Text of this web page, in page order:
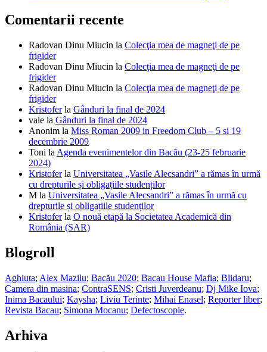
Comentarii recente
Radovan Dinu Miucin la Colecţia mea de magneţi de pe
frigider
Radovan Dinu Miucin la Colecţia mea de magneţi de pe
frigider
Radovan Dinu Miucin la Colecţia mea de magneţi de pe
frigider
Kristoferla Gânduri la final de 2024
vale la Gânduri la final de 2024
Anonim la Miss Roman 2009 in Freedom Club – 5 si 19
decembrie 2009
Toni la Agenda evenimentelor din Bacău (23-25 februarie
2024)
Kristoferla Universitatea „Vasile Alecsandri” a rămas în urmă
cu drepturile și obligațiile studenților
M la Universitatea „Vasile Alecsandri” a rămas în urmă cu
drepturile și obligațiile studenților
Kristoferla O nouă etapă la Societatea Academică din
România (SAR)
Blogroll
Aghiuta; Alex Mazilu; Bacău 2020; Bacau House Mafia; Blidaru;
Camera din masina; ContraSENS; Cristi Juverdeanu; Dj Mike Iova;
Inima Bacaului; Kaysha; Liviu Terinte; Mihai Enasel; Reporter liber;
Revista Bacau; Simona Mocanu; Defectoscopie.
Arhiva